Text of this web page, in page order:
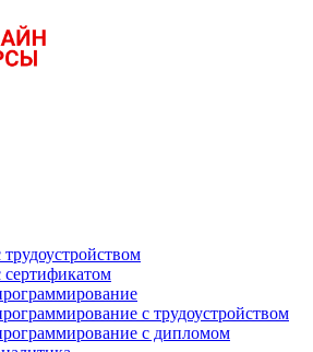
с трудоустройством
с дипломом